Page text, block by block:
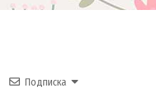
Подписка